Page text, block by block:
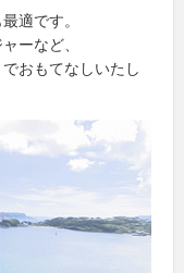
です。
など、
もてなしいたし